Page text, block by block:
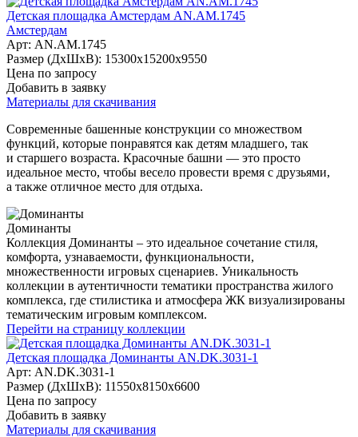
Детская площадка Амстердам AN.AM.1745
Амстердам
Арт: AN.AM.1745
Размер (ДхШхВ): 15300х15200х9550
Цена по запросу
Добавить в заявку
Материалы для скачивания
Современные башенные конструкции со множеством
функций, которые понравятся как детям младшего, так
и старшего возраста. Красочные башни — это просто
идеальное место, чтобы весело провести время с друзьями,
а также отличное место для отдыха.
Доминанты
Коллекция Доминанты – это идеальное сочетание стиля,
комфорта, узнаваемости, функциональности,
множественности игровых сценариев. Уникальность
коллекции в аутентичности тематики пространства жилого
комплекса, где стилистика и атмосфера ЖК визуализированы
тематическим игровым комплексом.
Перейти на страницу коллекции
Детская площадка Доминанты AN.DK.3031-1
Арт: AN.DK.3031-1
Размер (ДхШхВ): 11550х8150х6600
Цена по запросу
Добавить в заявку
Материалы для скачивания